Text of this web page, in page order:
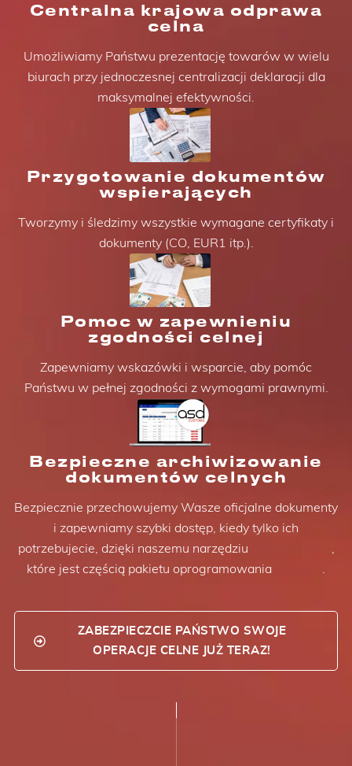
Centralna krajowa odprawa
celna
Umożliwiamy Państwu prezentację towarów w wielu
biurach przy jednoczesnej centralizacji deklaracji dla
maksymalnej efektywności.
Przygotowanie dokumentów
wspierających
Tworzymy i śledzimy wszystkie wymagane certyfikaty i
dokumenty (CO, EUR1 itp.).
Pomoc w zapewnieniu
zgodności celnej
Zapewniamy wskazówki i wsparcie, aby pomóc
Państwu w pełnej zgodności z wymogami prawnymi.
Bezpieczne archiwizowanie
dokumentów celnych
Bezpiecznie przechowujemy Wasze oficjalne dokumenty
i zapewniamy szybki dostęp, kiedy tylko ich
potrzebujecie, dzięki naszemu narzędziu
,
które jest częścią pakietu oprogramowania
.
ZABEZPIECZCIE PAŃSTWO SWOJE
OPERACJE CELNE JUŻ TERAZ!